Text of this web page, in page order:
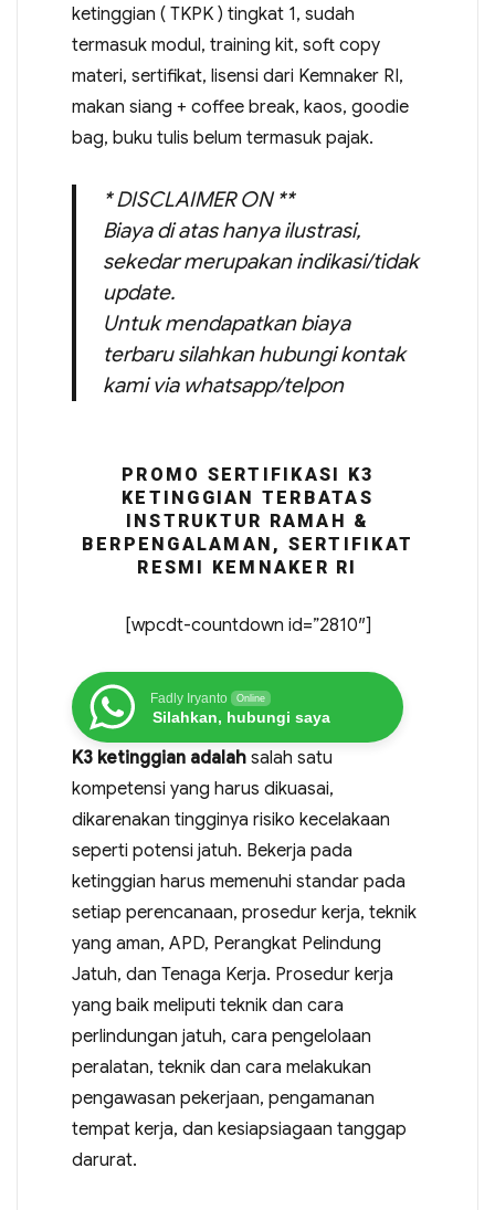
ketinggian ( TKPK ) tingkat 1, sudah
termasuk modul, training kit, soft copy
materi, sertifikat, lisensi dari Kemnaker RI,
makan siang + coffee break, kaos, goodie
bag, buku tulis belum termasuk pajak.
* DISCLAIMER ON **
Biaya di atas hanya ilustrasi,
sekedar merupakan indikasi/tidak
update.
Untuk mendapatkan biaya
terbaru silahkan hubungi kontak
kami via whatsapp/telpon
PROMO SERTIFIKASI K3
KETINGGIAN TERBATAS
INSTRUKTUR RAMAH &
BERPENGALAMAN, SERTIFIKAT
RESMI KEMNAKER RI
[wpcdt-countdown id=”2810″]
Fadly Iryanto Online
Silahkan, hubungi saya
K3 ketinggian adalahsalah satu
kompetensi yang harus dikuasai,
dikarenakan tingginya risiko kecelakaan
seperti potensi jatuh. Bekerja pada
ketinggian harus memenuhi standar pada
setiap perencanaan, prosedur kerja, teknik
yang aman, APD, Perangkat Pelindung
Jatuh, dan Tenaga Kerja. Prosedur kerja
yang baik meliputi teknik dan cara
perlindungan jatuh, cara pengelolaan
peralatan, teknik dan cara melakukan
pengawasan pekerjaan, pengamanan
tempat kerja, dan kesiapsiagaan tanggap
darurat.